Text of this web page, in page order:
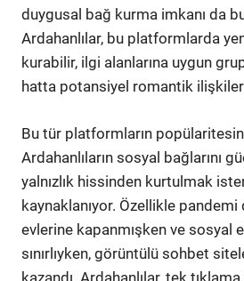
duygusal bağ kurma imkanı da
Ardahanlılar, bu platformlarda
kurabilir, ilgi alanlarına uygun
hatta potansiyel romantik
Bu tür platformların
Ardahanlıların sosyal bağlarını
yalnızlık hissinden kurtulmak
kaynaklanıyor. Özellikle
evlerine kapanmışken ve sosyal
sınırlıyken, görüntülü sohbet
kazandı. Ardahanlılar, tek